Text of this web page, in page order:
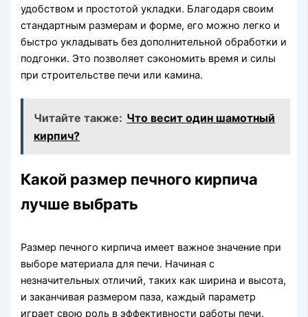
удобством и простотой укладки. Благодаря своим
стандартным размерам и форме, его можно легко и
быстро укладывать без дополнительной обработки и
подгонки. Это позволяет сэкономить время и силы
при строительстве печи или камина.
Читайте также: Что весит один шамотный
кирпич?
Какой размер печного кирпича
лучше выбрать
Размер печного кирпича имеет важное значение при
выборе материала для печи. Начиная с
незначительных отличий, таких как ширина и высота,
и заканчивая размером паза, каждый параметр
играет свою роль в эффективности работы печи.